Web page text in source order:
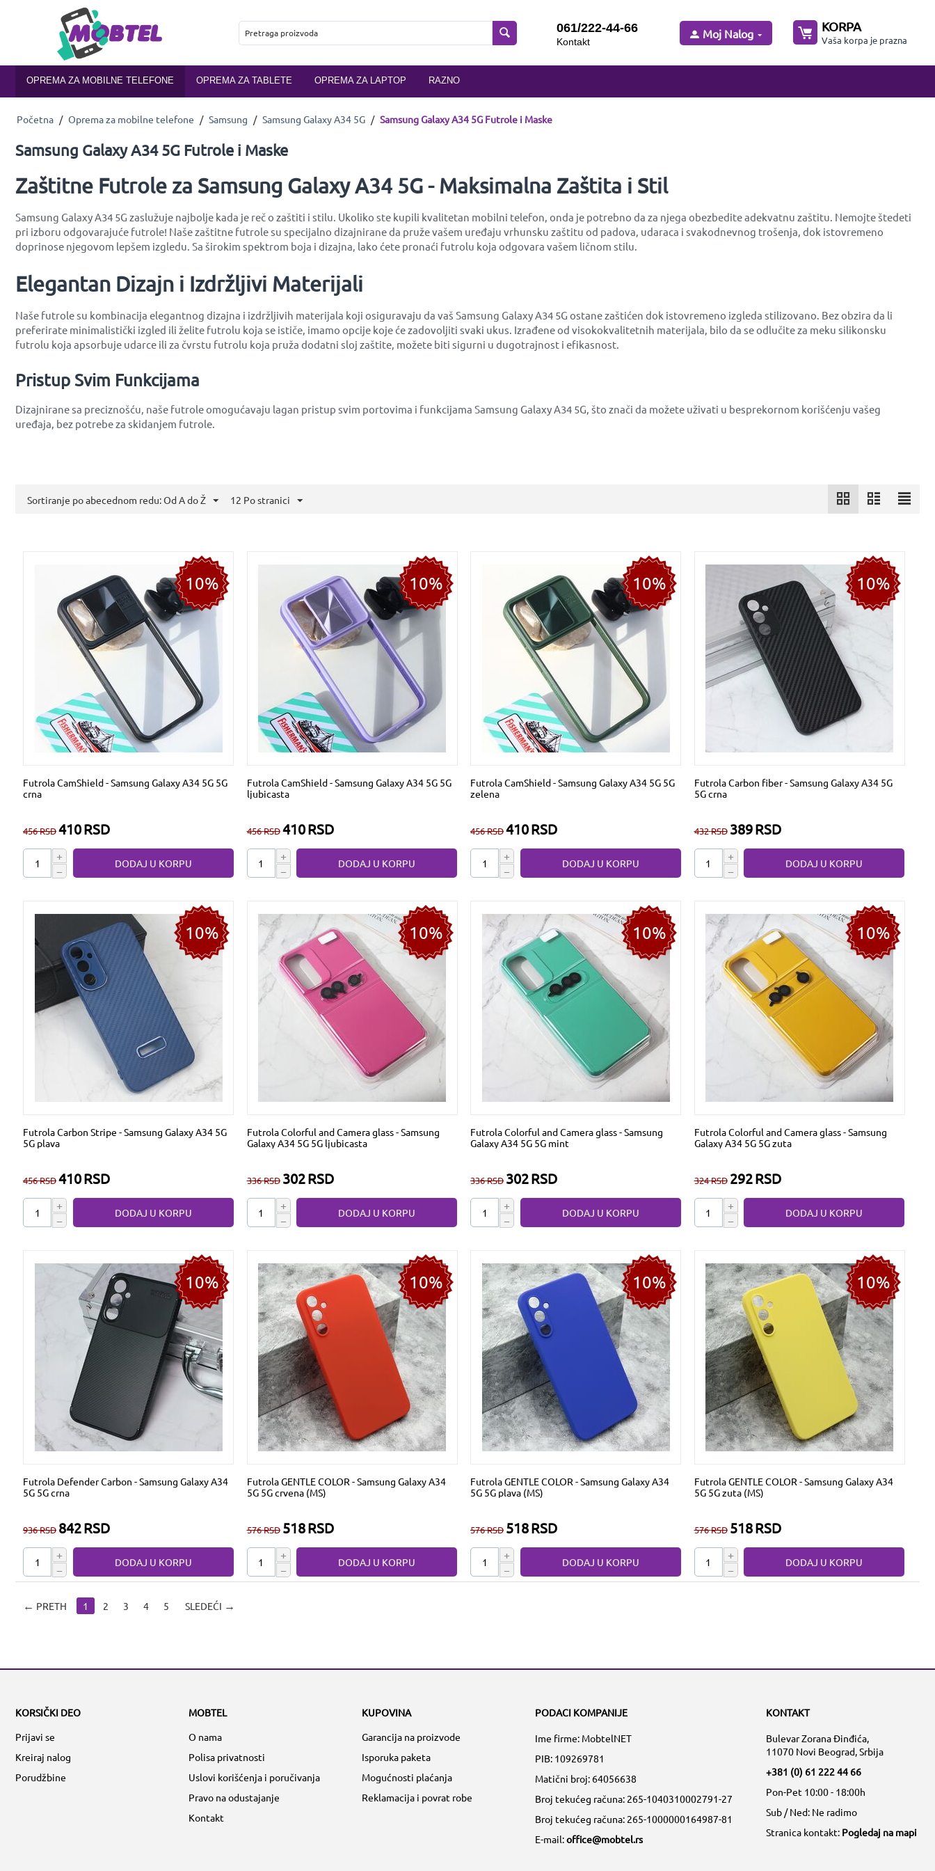
061/222-44-66
Kontakt
Moj Nalog KORPA
Vaša korpa je prazna
OPREMA ZA MOBILNE TELEFONE OPREMA ZA TABLETE OPREMA ZA LAPTOP RAZNO
Početna / Oprema za mobilne telefone / Samsung / Samsung Galaxy A34 5G / Samsung Galaxy A34 5G Futrole i Maske
Samsung Galaxy A34 5G Futrole i Maske
Zaštitne Futrole za Samsung Galaxy A34 5G - Maksimalna Zaštita i Stil
Samsung Galaxy A34 5G zaslužuje najbolje kada je reč o zaštiti i stilu. Ukoliko ste kupili kvalitetan mobilni telefon, onda je potrebno da za njega obezbedite adekvatnu zaštitu. Nemojte štedeti
pri izboru odgovarajuće futrole! Naše zaštitne futrole su specijalno dizajnirane da pruže vašem uređaju vrhunsku zaštitu od padova, udaraca i svakodnevnog trošenja, dok istovremeno
doprinose njegovom lepšem izgledu. Sa širokim spektrom boja i dizajna, lako ćete pronaći futrolu koja odgovara vašem ličnom stilu.
Elegantan Dizajn i Izdržljivi Materijali
Naše futrole su kombinacija elegantnog dizajna i izdržljivih materijala koji osiguravaju da vaš Samsung Galaxy A34 5G ostane zaštićen dok istovremeno izgleda stilizovano. Bez obzira da li
preferirate minimalistički izgled ili želite futrolu koja se ističe, imamo opcije koje će zadovoljiti svaki ukus. Izrađene od visokokvalitetnih materijala, bilo da se odlučite za meku silikonsku
futrolu koja apsorbuje udarce ili za čvrstu futrolu koja pruža dodatni sloj zaštite, možete biti sigurni u dugotrajnost i efikasnost.
Pristup Svim Funkcijama
Dizajnirane sa preciznošću, naše futrole omogućavaju lagan pristup svim portovima i funkcijama Samsung Galaxy A34 5G, što znači da možete uživati u besprekornom korišćenju vašeg
uređaja, bez potrebe za skidanjem futrole.
Sortiranje po abecednom redu: Od A do Ž 12 Po stranici
10%
Futrola CamShield - Samsung Galaxy A34 5G 5G
crna
456RSD410RSD
+
−
DODAJ U KORPU
10%
Futrola CamShield - Samsung Galaxy A34 5G 5G
ljubicasta
456RSD 410RSD
+
−
DODAJ U KORPU
10%
Futrola CamShield - Samsung Galaxy A34 5G 5G
zelena
456RSD410RSD
+
−
DODAJ U KORPU
10%
Futrola Carbon fiber - Samsung Galaxy A34 5G
5G crna
432RSD 389RSD
+
−
DODAJ U KORPU
10%
Futrola Carbon Stripe - Samsung Galaxy A34 5G
5G plava
456RSD410RSD
+
−
DODAJ U KORPU
10%
Futrola Colorful and Camera glass - Samsung
Galaxy A34 5G 5G ljubicasta
336RSD 302RSD
+
−
DODAJ U KORPU
10%
Futrola Colorful and Camera glass - Samsung
Galaxy A34 5G 5G mint
336RSD 302RSD
+
−
DODAJ U KORPU
10%
Futrola Colorful and Camera glass - Samsung
Galaxy A34 5G 5G zuta
324RSD 292RSD
+
−
DODAJ U KORPU
10%
Futrola Defender Carbon - Samsung Galaxy A34
5G 5G crna
936RSD 842RSD
+
−
DODAJ U KORPU
10%
Futrola GENTLE COLOR - Samsung Galaxy A34
5G 5G crvena (MS)
576RSD 518RSD
+
−
DODAJ U KORPU
10%
Futrola GENTLE COLOR - Samsung Galaxy A34
5G 5G plava (MS)
576RSD 518RSD
+
−
DODAJ U KORPU
10%
Futrola GENTLE COLOR - Samsung Galaxy A34
5G 5G zuta (MS)
576RSD 518RSD
+
−
DODAJ U KORPU
PRETH 1 2 3 4 5 SLEDEĆI
KORSIČKI DEO
Prijavi se
Kreiraj nalog
Porudžbine
MOBTEL
O nama
Polisa privatnosti
Uslovi korišćenja i poručivanja
Pravo na odustajanje
Kontakt
KUPOVINA
Garancija na proizvode
Isporuka paketa
Mogućnosti plaćanja
Reklamacija i povrat robe
PODACI KOMPANIJE
Ime firme: MobtelNET
PIB: 109269781
Matični broj: 64056638
Broj tekućeg računa: 265-1040310002791-27
Broj tekućeg računa: 265-1000000164987-81
E-mail:office@mobtel.rs
KONTAKT
Bulevar Zorana Đinđića,
11070 Novi Beograd, Srbija
+381 (0) 61 222 44 66
Pon-Pet 10:00 - 18:00h
Sub / Ned: Ne radimo
Stranica kontakt: Pogledaj na mapi